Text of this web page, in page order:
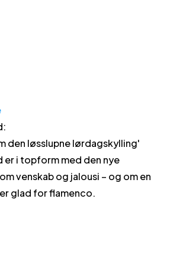
:
den løsslupne lørdagskylling'
er i topform med den nye
venskab og jalousi – og om en
glad for flamenco.